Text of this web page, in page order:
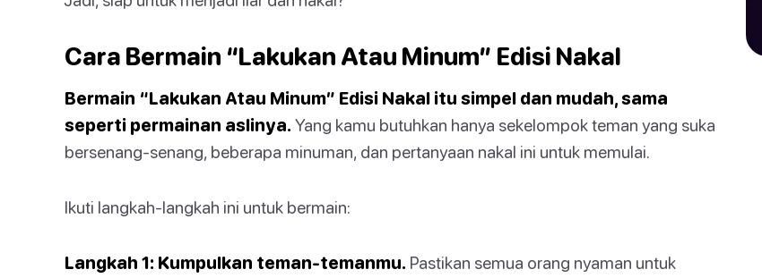
Cara Bermain “Lakukan Atau Minum” Edisi Nakal
Bermain “Lakukan Atau Minum” Edisi Nakal itu simpel dan mudah, sama
seperti permainan aslinya. Yang kamu butuhkan hanya sekelompok teman yang suka
bersenang-senang, beberapa minuman, dan pertanyaan nakal ini untuk memulai.
Ikuti langkah-langkah ini untuk bermain:
Langkah 1: Kumpulkan teman-temanmu. Pastikan semua orang nyaman untuk